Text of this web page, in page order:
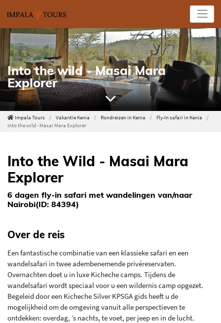
Into the wild - Masai Mara
Explorer
Impala Tours Vakantie Kenia Rondreizen in Kenia
Fly-In safari in Kenia
Into the wild - Masai Mara Explorer
Into the Wild - Masai Mara
Explorer
6 dagen fly-in safari met wandelingen van/naar
Nairobi(ID: 84394)
Over de reis
Een fantastische combinatie van een klassieke safari en een
wandelsafari in twee adembenemende privéreservaten.
Overnachten doet u in luxe Kicheche camps. Tijdens de
wandelsafari wordt speciaal voor u een wildernis camp opgezet.
Begeleid door een Kicheche Silver KPSGA gids heeft u de
mogelijkheid om de omgeving vanuit alle perspectieven te
ontdekken: overdag, ’s nachts, te voet, per jeep en in de lucht.